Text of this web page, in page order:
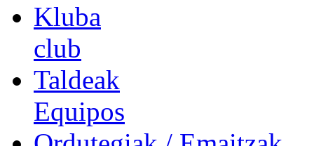
Kluba
club
Taldeak
Equipos